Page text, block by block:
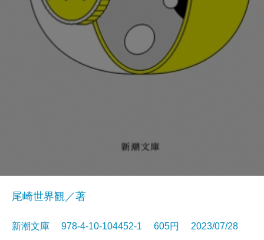
尾崎世界観／著
新潮文庫 978-4-10-104452-1 605円 2023/07/28